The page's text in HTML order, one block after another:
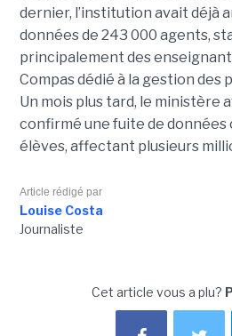
dernier, l’institution avait déjà
données de 243 000 agents,
principalement des
Compas dédié à la gestion des
Un mois plus tard, le ministère
confirmé une fuite de
élèves, affectant plusieurs
Article rédigé par
Louise Costa
Journaliste
Cet article vous a plu?